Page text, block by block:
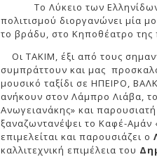
Το Λύκειο των Ελληνίδων
πολιτισμού διοργανώνει μία
το βράδυ, στο Κηποθέατρο της
Οι ΤΑΚΙΜ, έξι από τους
συμπράττουν και μας
μουσικό ταξίδι σε ΗΠΕΙΡΟ,
ανήκουν στον Λάμπρο Λιάβα,
Ανωγειανάκης» και
ξαναζωντανέψει το Καφέ-Αμάν
επιμελείται και παρουσιάζει ο
καλλιτεχνική επιμέλεια του